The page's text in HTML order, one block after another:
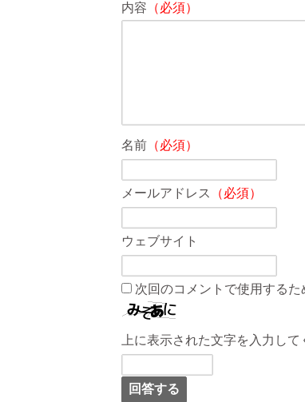
内容 （必須）
名前 （必須）
メールアドレス （必須）
ウェブサイト
次回のコメントで使用する
上に表示された文字を入力して